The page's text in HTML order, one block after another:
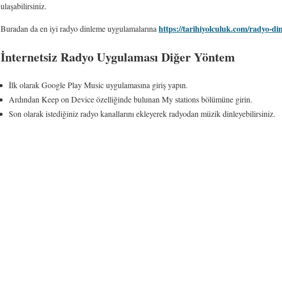
ulaşabilirsiniz.
Buradan da en iyi radyo dinleme uygulamalarınahttps://tarihiyolculuk.com/radyo-
İnternetsiz Radyo Uygulaması Diğer Yöntem
İlk olarak Google Play Music uygulamasına giriş yapın.
Ardından Keep on Device özelliğinde bulunan My stations bölümüne girin.
Son olarak istediğiniz radyo kanallarını ekleyerek radyodan müzik dinleyebilirsiniz.